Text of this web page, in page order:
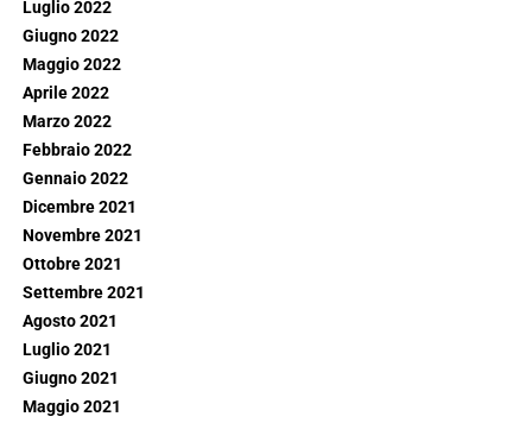
Luglio 2022
Giugno 2022
Maggio 2022
Aprile 2022
Marzo 2022
Febbraio 2022
Gennaio 2022
Dicembre 2021
Novembre 2021
Ottobre 2021
Settembre 2021
Agosto 2021
Luglio 2021
Giugno 2021
Maggio 2021